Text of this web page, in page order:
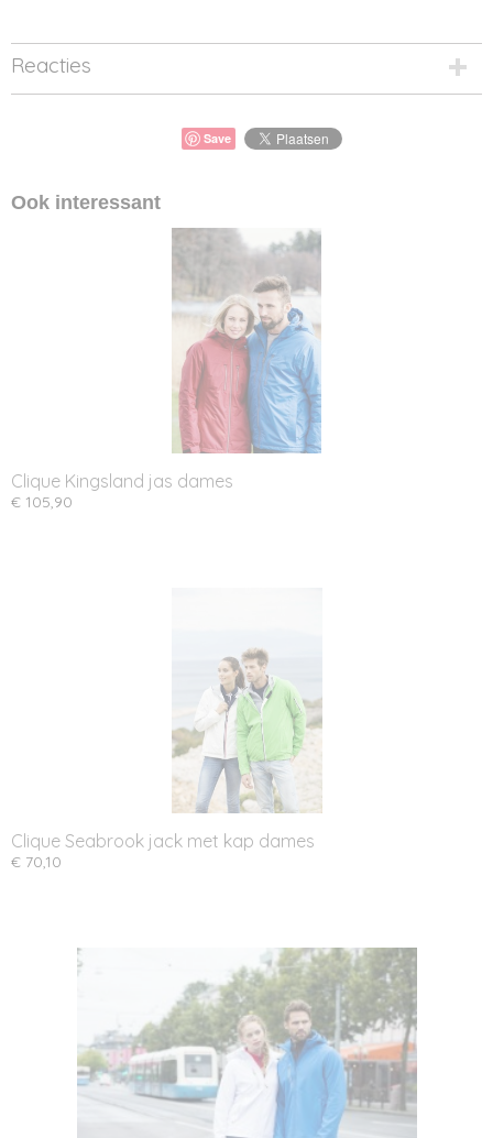
Reacties
Save
Ook interessant
Clique Kingsland jas dames
€ 105,90
Clique Seabrook jack met kap dames
€ 70,10